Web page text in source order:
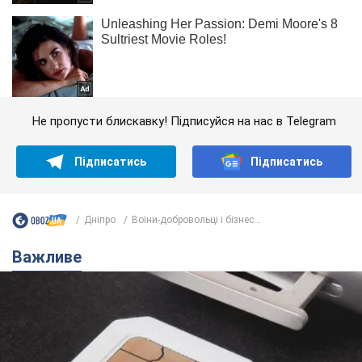
Не пропусти блискавку! Підписуйся на нас в Telegram
Підписатись Підписатись
Дніпро Воїни-добровольці і бізнес...
Важливе